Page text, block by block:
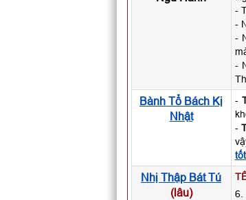
-
-
-
-
Bành Tổ Bách Kị
Nhật
-
-
Nhị Thập Bát Tú
(lâu)
6.